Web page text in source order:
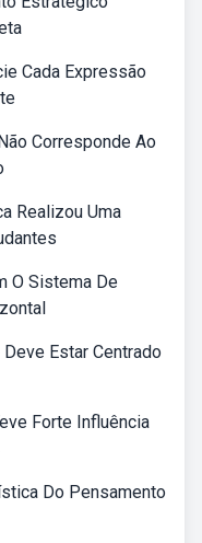
Cada Expressão
Corresponde Ao
Realizou Uma
O Sistema De
Estar Centrado
Forte Influência
Do Pensamento